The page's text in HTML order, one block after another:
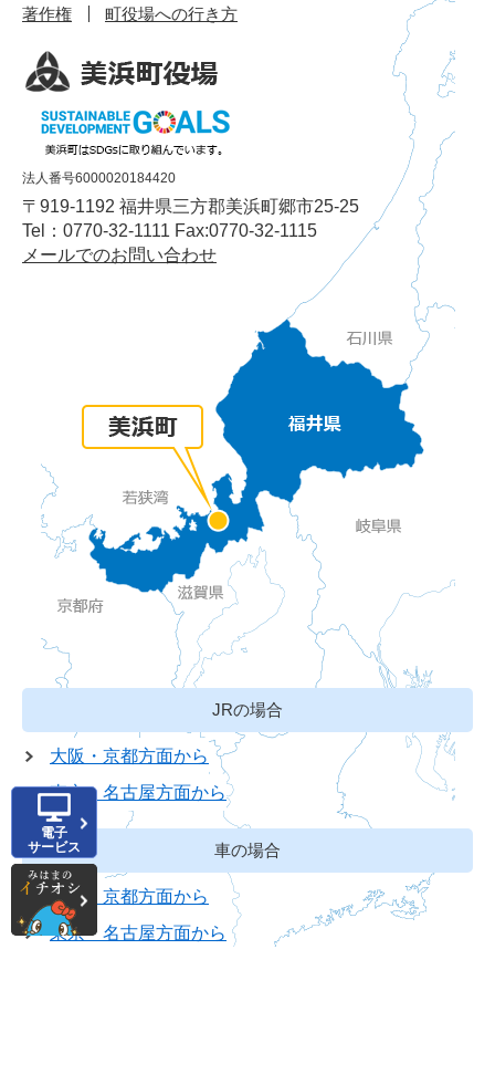
著作権
町役場への行き方
法人番号6000020184420
〒919-1192 福井県三方郡美浜町郷市25-25
Tel：0770-32-1111 Fax:0770-32-1115
メールでのお問い合わせ
電子
サービス
JRの場合
大阪・京都方面から
東京・名古屋方面から
車の場合
大阪・京都方面から
東京・名古屋方面から